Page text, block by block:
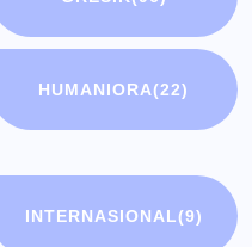
HUMANIORA(22)
INTERNASIONAL(9)